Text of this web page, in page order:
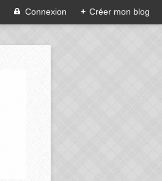
Connexion + Créer mon blog